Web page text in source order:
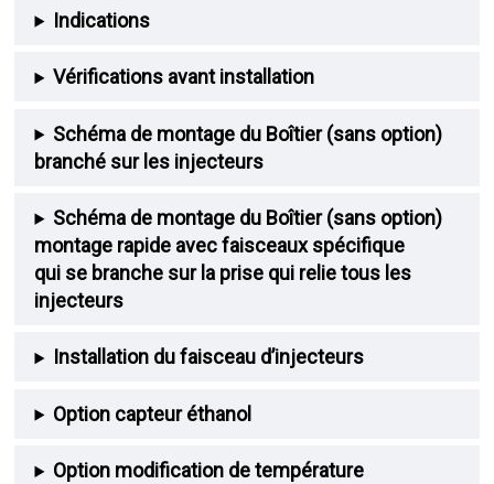
Indications
Vérifications avant installation
Schéma de montage du Boîtier (sans option)
branché sur les injecteurs
Schéma de montage du Boîtier (sans option)
montage rapide avec faisceaux spécifique
qui se branche sur la prise qui relie tous les
injecteurs
Installation du faisceau d’injecteurs
Option capteur éthanol
Option modification de température